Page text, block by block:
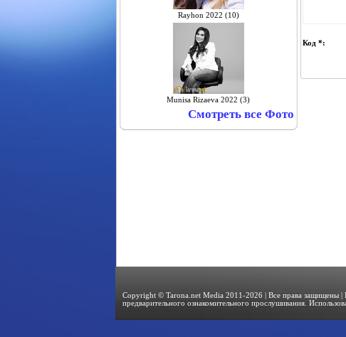
Rayhon 2022 (10)
Munisa Rizaeva 2022 (3)
Смотреть все Фото
Код *:
Copyright © Tarona.net Media 2011-2026 | Все права защищены |
предварительного ознакомительного прослушивания.